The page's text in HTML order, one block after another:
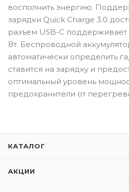
восполнить энергию.
зарядки Quick Charge 3.0
разъем USB-C поддерживает
Вт. Беспроводной
автоматически определить
ставится на зарядку и
оптимальный уровень
предохранители от
КАТАЛОГ
АКЦИИ